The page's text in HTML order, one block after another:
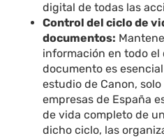
digital de todas las
Control del ciclo de
documentos:
información en todo el
documento es
estudio de Canon,
empresas de España
de vida completo de
dicho ciclo, las